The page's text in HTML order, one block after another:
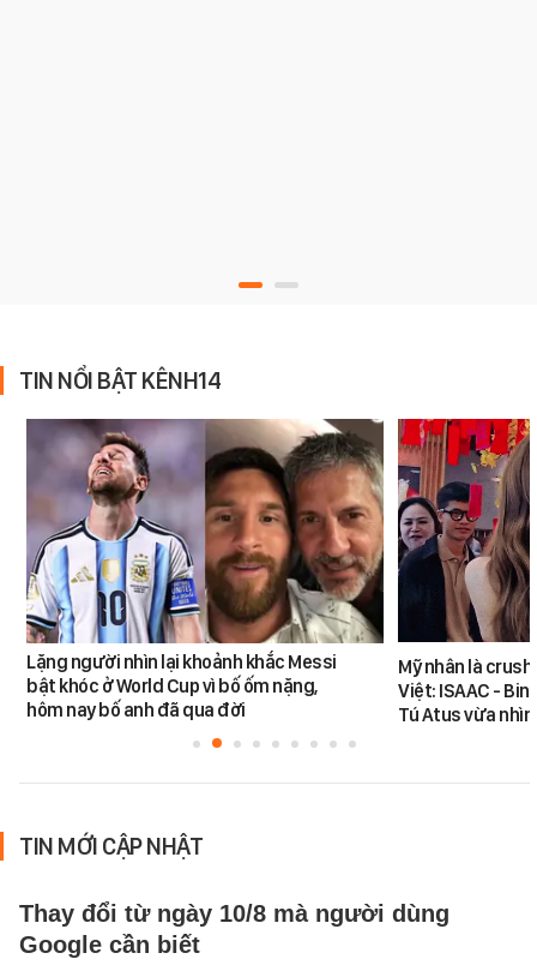
TIN NỔI BẬT KÊNH14
Lặng người nhìn lại khoảnh khắc Messi
bật khóc ở World Cup vì bố ốm nặng,
hôm nay bố anh đã qua đời
Mỹ nhân là
Việt: ISAAC -
Tú Atus vừa
TIN MỚI CẬP NHẬT
Thay đổi từ ngày 10/8 mà người dùng
Google cần biết